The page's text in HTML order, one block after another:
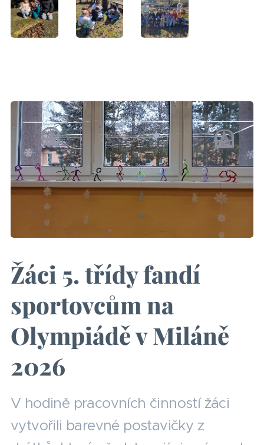
Žáci 5. třídy fandí
sportovcům na
Olympiádě v Miláně
2026
V hodině pracovních činností žáci
vytvořili barevné postavičky z